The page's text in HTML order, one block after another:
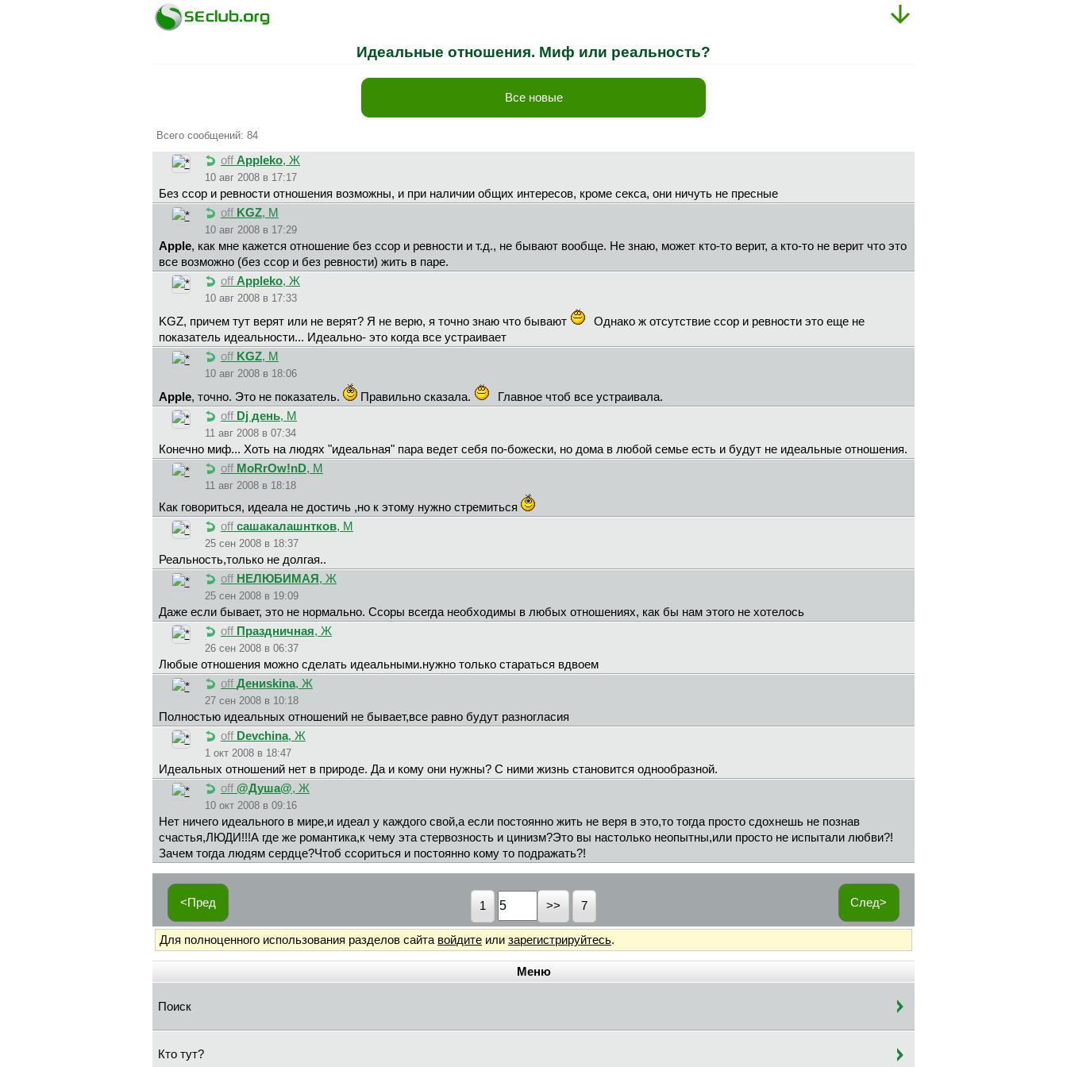
Идеальные отношения. Миф или реальность?
Все новые
Всего сообщений: 84
off Appleko, Ж
10 авг 2008 в 17:17
Без ссор и ревности отношения возможны, и при наличии общих интересов, кроме секса, они ничуть не пресные
off KGZ, М
10 авг 2008 в 17:29
Apple, как мне кажется отношение без ссор и ревности и т.д., не бывают вообще. Не знаю, может кто-то верит, а кто-то не верит что это
все возможно (без ссор и без ревности) жить в паре.
off Appleko, Ж
10 авг 2008 в 17:33
KGZ, причем тут верят или не верят? Я не верю, я точно знаю что бывают
Однако ж отсутствие ссор и ревности это еще не
показатель идеальности... Идеально- это когда все устраивает
off KGZ, М
10 авг 2008 в 18:06
Apple, точно. Это не показатель. Правильно сказала.
Главное чтоб все устраивала.
off Dj дeнь, М
11 авг 2008 в 07:34
Конечно миф... Хоть на людях "идеальная" пара ведет себя по-божески, но дома в любой семье есть и будут не идеальные отношения.
off MoRrOw!nD, М
11 авг 2008 в 18:18
Как говориться, идеала не достичь ,но к этому нужно стремиться
off сашакалашнтков, М
25 сен 2008 в 18:37
Реальность,только не долгая..
off HEЛЮБИMAЯ , Ж
25 сен 2008 в 19:09
Даже если бывает, это не нормально. Ссоры всегда необходимы в любых отношениях, как бы нам этого не хотелось
off Пpaздничнaя, Ж
26 сен 2008 в 06:37
Любые отношения можно сделать идеальными.нужно только стараться вдвоем
off Дeниskina, Ж
27 сен 2008 в 10:18
Полностью идеальных отношений не бывает,все равно будут разногласия
off Devchina, Ж
1 окт 2008 в 18:47
Идеальных отношений нет в природе. Да и кому они нужны? С ними жизнь становится однообразной.
off @Дyшa@, Ж
10 окт 2008 в 09:16
Нет ничего идеального в мире,и идеал у каждого свой,а если постоянно жить не веря в это,то тогда просто сдохнешь не познав
счастья,ЛЮДИ!!!А где же романтика,к чему эта стервозность и цинизм?Это вы настолько неопытны,или просто не испытали любви?!
Зачем тогда людям сердце?Чтоб ссориться и постоянно кому то подражать?!
<Пред След>
1 7
Для полноценного использования разделов сайта войдите или зарегистрируйтесь.
Меню
Поиск
Кто тут?